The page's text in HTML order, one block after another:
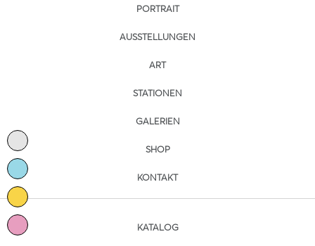
PORTRAIT
AUSSTELLUNGEN
ART
STATIONEN
GALERIEN
SHOP
KONTAKT
KATALOG